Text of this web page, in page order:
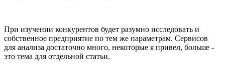
При изучении конкурентов будет разумно исследовать и
собственное предприятие по тем же параметрам. Сервисов
для анализа достаточно много, некоторые я привел, больше -
это тема для отдельной статьи.